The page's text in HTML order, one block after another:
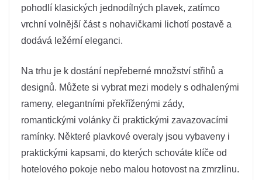
pohodlí klasických jednodílných plavek, zatímco
vrchní volnější část s nohavičkami lichotí postavě a
dodává ležérní eleganci.
Na trhu je k dostání nepřeberné množství střihů a
designů. Můžete si vybrat mezi modely s odhalenými
rameny, elegantními překříženými zády,
romantickými volánky či praktickými zavazovacími
ramínky. Některé plavkové overaly jsou vybaveny i
praktickými kapsami, do kterých schováte klíče od
hotelového pokoje nebo malou hotovost na zmrzlinu.